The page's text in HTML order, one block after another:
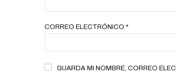
CORREO ELECTRÓNICO *
GUARDA MI NOMBRE, CORREO